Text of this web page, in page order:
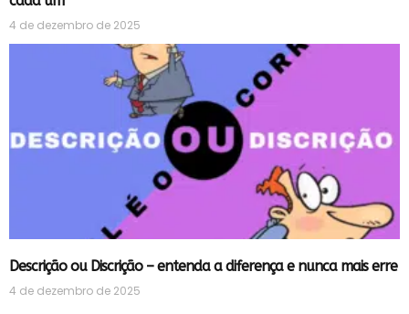
4 de dezembro de 2025
Descrição ou Discrição – entenda a diferença e nunca mais erre
4 de dezembro de 2025